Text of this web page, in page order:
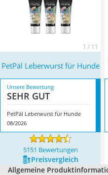
Eigenschaften.
1 / 11
PetPäl Leberwurst für Hunde
Unsere Bewertung
SEHR GUT
PetPäl Leberwurst für Hunde
08/2026
5151 Bewertungen
Preis­vergleich
Allgemeine